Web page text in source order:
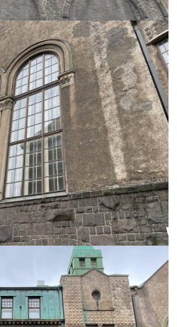
https://saumasters.fi/wp-
content/uploads/2025/12/
20251212-
WA0006.jpg
https://saumasters.fi/wp-
content/uploads/2025/12/
20251212-
WA0004.jpg